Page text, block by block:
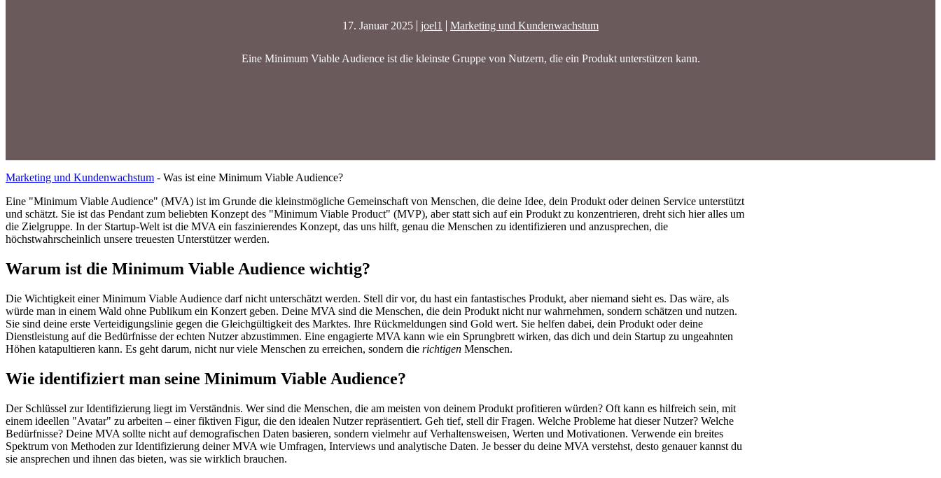
17. Januar 2025 joel1 Marketing und Kundenwachstum
Eine Minimum Viable Audience ist die kleinste Gruppe von Nutzern, die ein Produkt unterstützen kann.
Marketing und Kundenwachstum - Was ist eine Minimum Viable Audience?
Eine "Minimum Viable Audience" (MVA) ist im Grunde die kleinstmögliche Gemeinschaft von Menschen, die deine Idee, dein Produkt oder deinen Service unterstützt
und schätzt. Sie ist das Pendant zum beliebten Konzept des "Minimum Viable Product" (MVP), aber statt sich auf ein Produkt zu konzentrieren, dreht sich hier alles um
die Zielgruppe. In der Startup-Welt ist die MVA ein faszinierendes Konzept, das uns hilft, genau die Menschen zu identifizieren und anzusprechen, die
höchstwahrscheinlich unsere treuesten Unterstützer werden.
Warum ist die Minimum Viable Audience wichtig?
Die Wichtigkeit einer Minimum Viable Audience darf nicht unterschätzt werden. Stell dir vor, du hast ein fantastisches Produkt, aber niemand sieht es. Das wäre, als
würde man in einem Wald ohne Publikum ein Konzert geben. Deine MVA sind die Menschen, die dein Produkt nicht nur wahrnehmen, sondern schätzen und nutzen.
Sie sind deine erste Verteidigungslinie gegen die Gleichgültigkeit des Marktes. Ihre Rückmeldungen sind Gold wert. Sie helfen dabei, dein Produkt oder deine
Dienstleistung auf die Bedürfnisse der echten Nutzer abzustimmen. Eine engagierte MVA kann wie ein Sprungbrett wirken, das dich und dein Startup zu ungeahnten
Höhen katapultieren kann. Es geht darum, nicht nur viele Menschen zu erreichen, sondern die richtigen Menschen.
Wie identifiziert man seine Minimum Viable Audience?
Der Schlüssel zur Identifizierung liegt im Verständnis. Wer sind die Menschen, die am meisten von deinem Produkt profitieren würden? Oft kann es hilfreich sein, mit
einem ideellen "Avatar" zu arbeiten – einer fiktiven Figur, die den idealen Nutzer repräsentiert. Geh tief, stell dir Fragen. Welche Probleme hat dieser Nutzer? Welche
Bedürfnisse? Deine MVA sollte nicht auf demografischen Daten basieren, sondern vielmehr auf Verhaltensweisen, Werten und Motivationen. Verwende ein breites
Spektrum von Methoden zur Identifizierung deiner MVA wie Umfragen, Interviews und analytische Daten. Je besser du deine MVA verstehst, desto genauer kannst du
sie ansprechen und ihnen das bieten, was sie wirklich brauchen.